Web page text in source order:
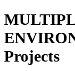
Projects